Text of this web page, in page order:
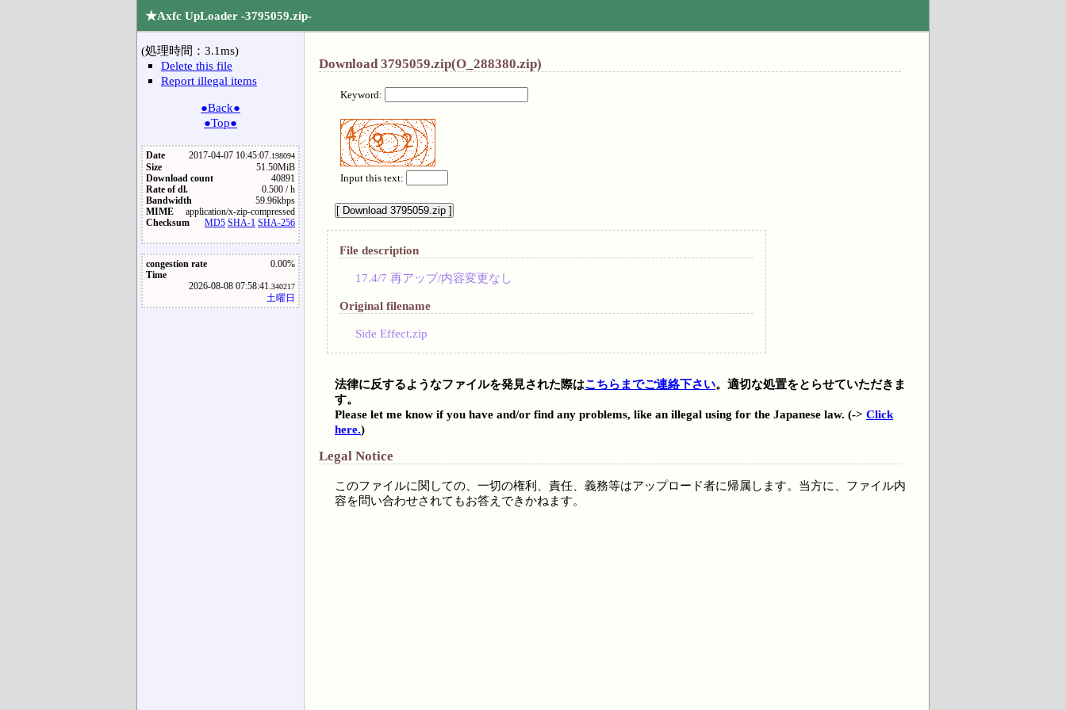
★Axfc UpLoader -3795059.zip-
(処理時間：3.1ms)
Delete this file
Report illegal items
●Back●
●Top●
Date 2017-04-07 10:45:07.198094
Size
51.50MiB
Download count
40891
Rate of dl.
0.500 / h
Bandwidth
59.96kbps
MIME
application/x-zip-compressed
Checksum
MD5 SHA-1 SHA-256
congestion rate
0.00%
Time
2026-08-08 07:58:41.340217
土曜日
Download 3795059.zip(O_288380.zip)
Keyword:
Input this text:
File description
17.4/7 再アップ/内容変更なし
Original filename
Side Effect.zip
法律に反するようなファイルを発見された際はこちらまでご連絡下さい。適切な処置をとらせていただきま
す。
Please let me know if you have and/or find any problems, like an illegal using for the Japanese law. (-> Click
here.)
Legal Notice
このファイルに関しての、一切の権利、責任、義務等はアップロード者に帰属します。当方に、ファイル内
容を問い合わせされてもお答えできかねます。